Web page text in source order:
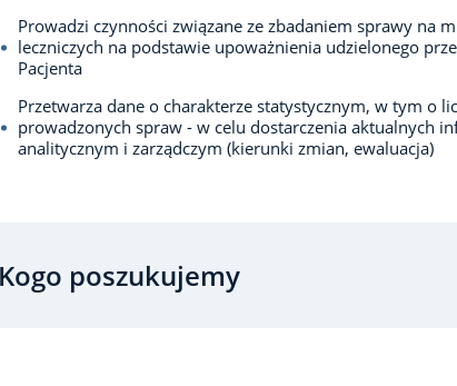
Prowadzi czynności związane ze zbadaniem sprawy na
leczniczych na podstawie upoważnienia udzielonego
Pacjenta
Przetwarza dane o charakterze statystycznym, w tym o
prowadzonych spraw - w celu dostarczenia aktualnych
analitycznym i zarządczym (kierunki zmian, ewaluacja)
Kogo poszukujemy